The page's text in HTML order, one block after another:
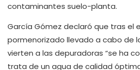
contaminantes suelo-planta.
García Gómez declaró que tras el
pormenorizado llevado a cabo de
vierten a las depuradoras “se ha
trata de un agua de calidad